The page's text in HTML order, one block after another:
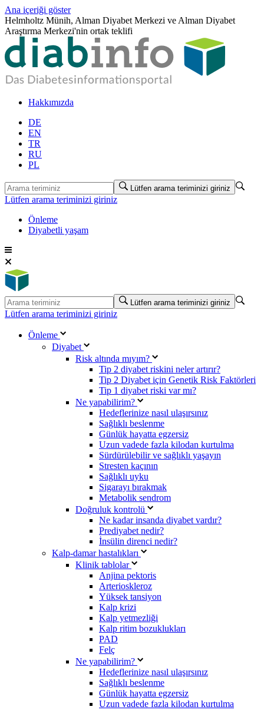
Ana içeriği göster
Helmholtz Münih, Alman Diyabet Merkezi ve Alman Diyabet
Araştırma Merkezi'nin ortak teklifi
Hakkımızda
DE
EN
TR
RU
PL
Lütfen arama teriminizi giriniz
Lütfen arama teriminizi giriniz
Önleme
Diyabetli yaşam
Lütfen arama teriminizi giriniz
Lütfen arama teriminizi giriniz
Önleme
Diyabet
Risk altında mıyım?
Tip 2 diyabet riskini neler artırır?
Tip 2 Diyabet için Genetik Risk Faktörleri
Tip 1 diyabet riski var mı?
Ne yapabilirim?
Hedeflerinize nasıl ulaşırsınız
Sağlıklı beslenme
Günlük hayatta egzersiz
Uzun vadede fazla kilodan kurtulma
Sürdürülebilir ve sağlıklı yaşayın
Stresten kaçının
Sağlıklı uyku
Sigarayı bırakmak
Metabolik sendrom
Doğruluk kontrolü
Ne kadar insanda diyabet vardır?
Prediyabet nedir?
İnsülin direnci nedir?
Kalp-damar hastalıkları
Klinik tablolar
Anjina pektoris
Arterioskleroz
Yüksek tansiyon
Kalp krizi
Kalp yetmezliği
Kalp ritim bozuklukları
PAD
Felç
Ne yapabilirim?
Hedeflerinize nasıl ulaşırsınız
Sağlıklı beslenme
Günlük hayatta egzersiz
Uzun vadede fazla kilodan kurtulma